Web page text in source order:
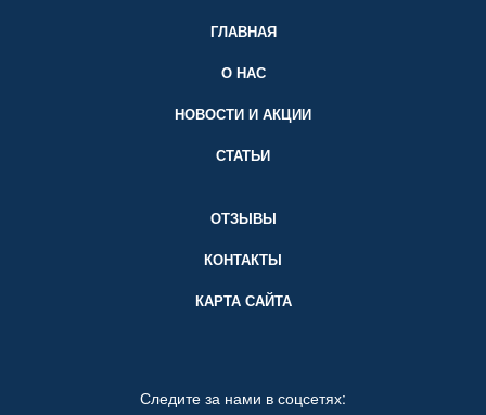
ГЛАВНАЯ
О НАС
НОВОСТИ И АКЦИИ
СТАТЬИ
ОТЗЫВЫ
КОНТАКТЫ
КАРТА САЙТА
Следите за нами в соцсетях: